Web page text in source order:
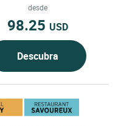
le da la bienvenida...
desde
98.25 USD
Descubra